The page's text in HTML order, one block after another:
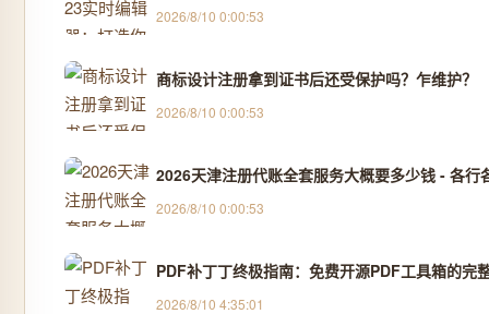
2026/8/10 0:00:53
商标设计注册拿到证书后还受保护吗？乍维护？
2026/8/10 0:00:53
2026天津注册代账全套服务大概要多少钱 - 各行
2026/8/10 0:00:53
PDF补丁丁终极指南：免费开源PDF工具箱的完
2026/8/10 4:35:01